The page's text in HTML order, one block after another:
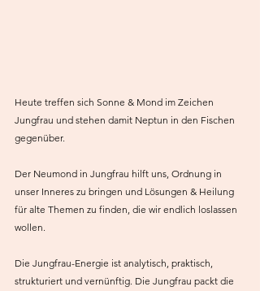
Heute treffen sich Sonne & Mond im Zeichen
Jungfrau und stehen damit Neptun in den Fischen
gegenüber.
Der Neumond in Jungfrau hilft uns, Ordnung in
unser Inneres zu bringen und Lösungen & Heilung
für alte Themen zu finden, die wir endlich loslassen
wollen.
Die Jungfrau-Energie ist analytisch, praktisch,
strukturiert und vernünftig. Die Jungfrau packt die